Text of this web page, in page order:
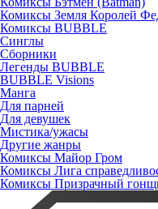
Комиксы Земля Королей
Комиксы BUBBLE
Синглы
Сборники
Легенды BUBBLE
BUBBLE Visions
Манга
Для парней
Для девушек
Мистика/ужасы
Другие жанры
Комиксы Майор Гром
Комиксы Лига
Комиксы Призрачный